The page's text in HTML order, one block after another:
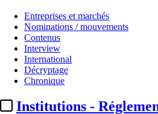
Entreprises et marchés
Nominations / mouvements
Contenus
Interview
International
Décryptage
Chronique
Institutions -